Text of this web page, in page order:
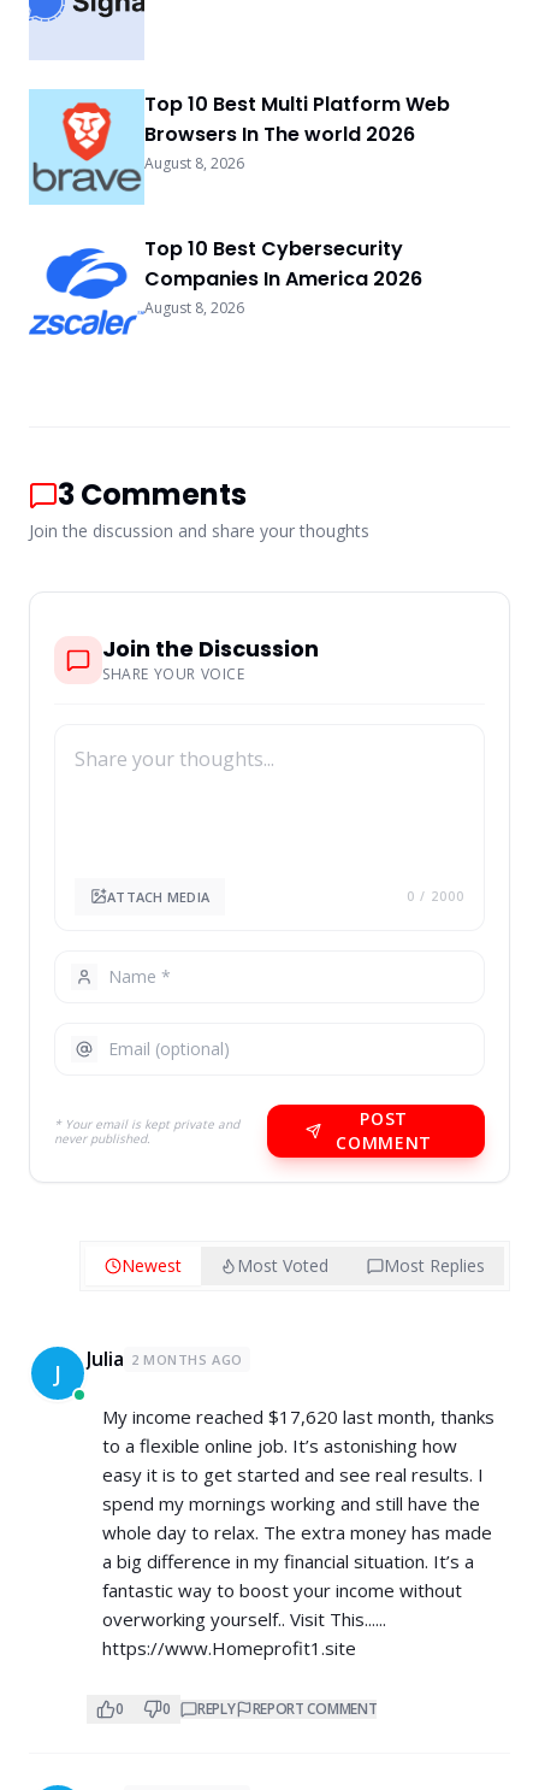
Top 10 Best Multi Platform Web
Browsers In The world 2026
August 8, 2026
Top 10 Best Cybersecurity
Companies In America 2026
August 8, 2026
3Comments
Join the discussion and share your thoughts
Join the Discussion
SHARE YOUR VOICE
ATTACH MEDIA 0 / 2000
* Your email is kept private and
never published.
POST
COMMENT
Newest Most Voted Most Replies
J Julia 2 MONTHS AGO
My income reached $17,620 last month, thanks
to a flexible online job. It’s astonishing how
easy it is to get started and see real results. I
spend my mornings working and still have the
whole day to relax. The extra money has made
a big difference in my financial situation. It’s a
fantastic way to boost your income without
overworking yourself.. Visit This......
https://www.Homeprofit1.site
0 0 REPLY REPORT COMMENT